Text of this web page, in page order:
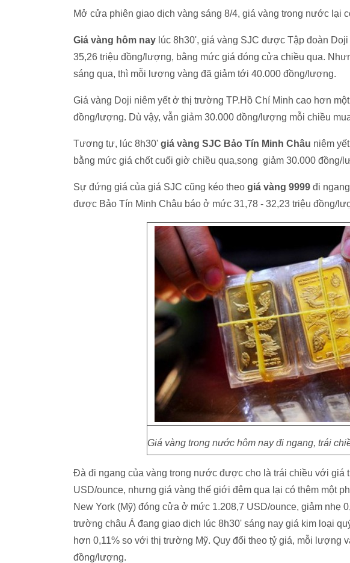
Mở cửa phiên giao dịch vàng sáng 8/4, giá vàng trong nước lại
Giá vàng hôm nay lúc 8h30', giá vàng SJC được Tập đoàn
35,26 triệu đồng/lượng, bằng mức giá đóng cửa chiều qua.
sáng qua, thì mỗi lượng vàng đã giảm tới 40.000 đồng/lượng.
Giá vàng Doji niêm yết ở thị trường TP.Hồ Chí Minh cao hơn
đồng/lượng. Dù vậy, vẫn giảm 30.000 đồng/lượng mỗi chiều
Tương tự, lúc 8h30' giá vàng SJC Bảo Tín Minh Châu niêm
bằng mức giá chốt cuối giờ chiều qua,song giảm 30.000 đồng/
Sự đứng giá của giá SJC cũng kéo theo giá vàng 9999 đi
được Bảo Tín Minh Châu báo ở mức 31,78 - 32,23 triệu đồng/
Giá vàng trong nước hôm nay đi ngang, trái
Đà đi ngang của vàng trong nước được cho là trái chiều với giá
USD/ounce, nhưng giá vàng thế giới đêm qua lại có thêm một
New York (Mỹ) đóng cửa ở mức 1.208,7 USD/ounce, giảm nhẹ
trường châu Á đang giao dịch lúc 8h30' sáng nay giá kim loại
hơn 0,11% so với thị trường Mỹ. Quy đổi theo tỷ giá, mỗi lượng
đồng/lượng.